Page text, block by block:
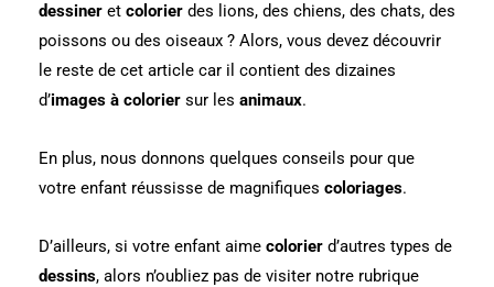
dessiner et colorier des lions, des chiens, des chats, des
poissons ou des oiseaux ? Alors, vous devez découvrir
le reste de cet article car il contient des dizaines
d’images à colorier sur les animaux.
En plus, nous donnons quelques conseils pour que
votre enfant réussisse de magnifiques coloriages.
D’ailleurs, si votre enfant aime colorier d’autres types de
dessins, alors n’oubliez pas de visiter notre rubrique